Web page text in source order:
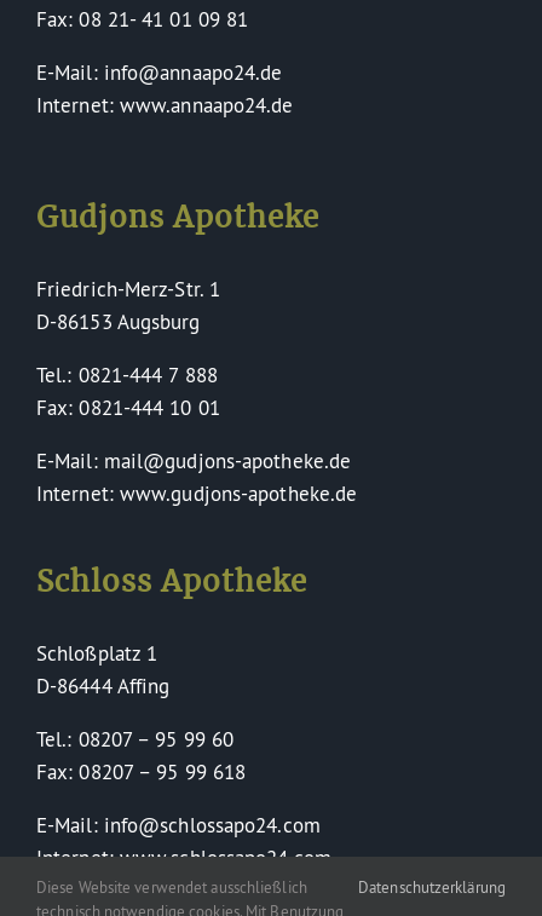
Fax: 08 21- 41 01 09 81
E-Mail: info@annaapo24.de
Internet: www.annaapo24.de
Gudjons Apotheke
Friedrich-Merz-Str. 1
D-86153 Augsburg
Tel.: 0821-444 7 888
Fax: 0821-444 10 01
E-Mail: mail@gudjons-apotheke.de
Internet: www.gudjons-apotheke.de
Schloss Apotheke
Schloßplatz 1
D-86444 Affing
Tel.: 08207 – 95 99 60
Fax: 08207 – 95 99 618
E-Mail: info@schlossapo24.com
Internet: www.schlossapo24.com
Diese Website verwendet ausschließlich
technisch notwendige cookies. Mit Benutzung
Datenschutzerklärung